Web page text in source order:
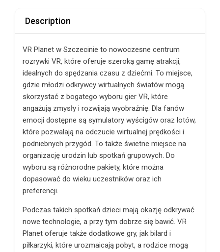
Description
VR Planet w Szczecinie to nowoczesne centrum
rozrywki VR, które oferuje szeroką gamę atrakcji,
idealnych do spędzania czasu z dziećmi. To miejsce,
gdzie młodzi odkrywcy wirtualnych światów mogą
skorzystać z bogatego wyboru gier VR, które
angażują zmysły i rozwijają wyobraźnię. Dla fanów
emocji dostępne są symulatory wyścigów oraz lotów,
które pozwalają na odczucie wirtualnej prędkości i
podniebnych przygód. To także świetne miejsce na
organizację urodzin lub spotkań grupowych. Do
wyboru są różnorodne pakiety, które można
dopasować do wieku uczestników oraz ich
preferencji.
Podczas takich spotkań dzieci mają okazję odkrywać
nowe technologie, a przy tym dobrze się bawić. VR
Planet oferuje także dodatkowe gry, jak bilard i
piłkarzyki, które urozmaicają pobyt, a rodzice mogą